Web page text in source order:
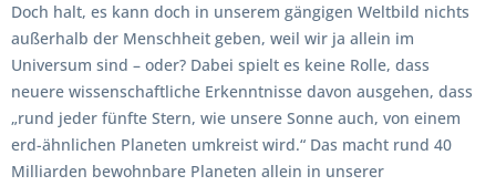
Doch halt, es kann doch in unserem gängigen Weltbild nichts
außerhalb der Menschheit geben, weil wir ja allein im
Universum sind – oder? Dabei spielt es keine Rolle, dass
neuere wissenschaftliche Erkenntnisse davon ausgehen, dass
„rund jeder fünfte Stern, wie unsere Sonne auch, von einem
erd-ähnlichen Planeten umkreist wird.“ Das macht rund 40
Milliarden bewohnbare Planeten allein in unserer